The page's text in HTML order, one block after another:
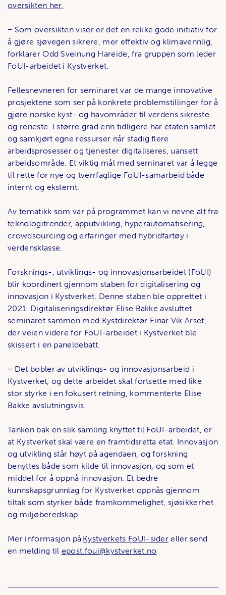
oversikten her.
− Som oversikten viser er det en rekke gode initiativ for
å gjøre sjøvegen sikrere, mer effektiv og klimavennlig,
forklarer Odd Sveinung Hareide, fra gruppen som leder
FoUI-arbeidet i Kystverket.
Fellesnevneren for seminaret var de mange innovative
prosjektene som ser på konkrete problemstillinger for å
gjøre norske kyst- og havområder til verdens sikreste
og reneste. I større grad enn tidligere har etaten samlet
og samkjørt egne ressurser når stadig flere
arbeidsprosesser og tjenester digitaliseres, uansett
arbeidsområde. Et viktig mål med seminaret var å legge
til rette for nye og tverrfaglige FoUI-samarbeid både
internt og eksternt.
Av tematikk som var på programmet kan vi nevne alt fra
teknologitrender, apputvikling, hyperautomatisering,
crowdsourcing og erfaringer med hybridfartøy i
verdensklasse.
Forsknings-, utviklings- og innovasjonsarbeidet (FoUI)
blir koordinert gjennom staben for digitalisering og
innovasjon i Kystverket. Denne staben ble opprettet i
2021. Digitaliseringsdirektør Elise Bakke avsluttet
seminaret sammen med Kystdirektør Einar Vik Arset,
der veien videre for FoUI-arbeidet i Kystverket ble
skissert i en paneldebatt.
− Det bobler av utviklings- og innovasjonsarbeid i
Kystverket, og dette arbeidet skal fortsette med like
stor styrke i en fokusert retning, kommenterte Elise
Bakke avslutningsvis.
Tanken bak en slik samling knyttet til FoUI-arbeidet, er
at Kystverket skal være en framtidsretta etat. Innovasjon
og utvikling står høyt på agendaen, og forskning
benyttes både som kilde til innovasjon, og som et
middel for å oppnå innovasjon. Et bedre
kunnskapsgrunnlag for Kystverket oppnås gjennom
tiltak som styrker både framkommelighet, sjøsikkerhet
og miljøberedskap.
Mer informasjon på Kystverkets FoUI-sider eller send
en melding til epost.foui@kystverket.no